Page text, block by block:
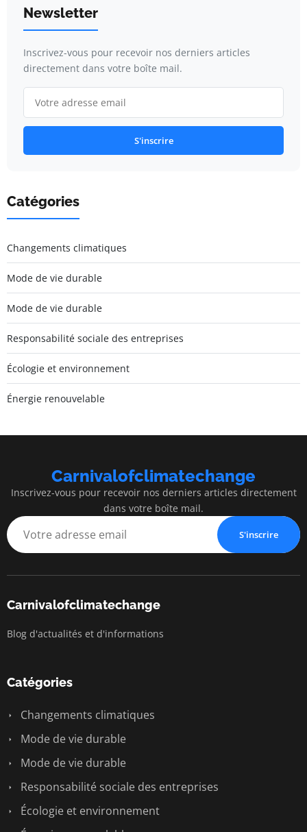
Newsletter
Inscrivez-vous pour recevoir nos derniers articles
directement dans votre boîte mail.
S'inscrire
Catégories
Changements climatiques
Mode de vie durable
Mode de vie durable
Responsabilité sociale des entreprises
Écologie et environnement
Énergie renouvelable
Carnivalofclimatechange
Inscrivez-vous pour recevoir nos derniers articles directement
dans votre boîte mail.
S'inscrire
Carnivalofclimatechange
Blog d'actualités et d'informations
Catégories
Changements climatiques
Mode de vie durable
Mode de vie durable
Responsabilité sociale des entreprises
Écologie et environnement